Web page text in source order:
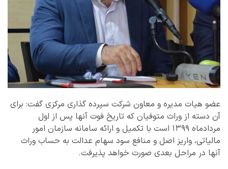
عضو هیات مدیره و معاون شرکت سپرده گذاری مرکزی گفت: برای
آن دسته از وراث متوفیان که تاریخ فوت آنها پس از اول
مردادماه ۱۳۹۹ است با تکمیل و ارائه سامانه سازمان امور
مالیاتی، واریز اصل و منافع سود سهام عدالت به حساب وراث
آنها در مراحل بعدی صورت خواهد پذیرفت.